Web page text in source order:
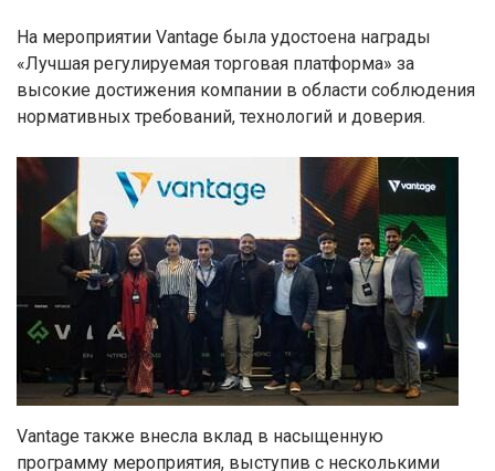
На мероприятии Vantage была удостоена награды
«Лучшая регулируемая торговая платформа» за
высокие достижения компании в области соблюдения
нормативных требований, технологий и доверия.
Vantage также внесла вклад в насыщенную
программу мероприятия, выступив с несколькими